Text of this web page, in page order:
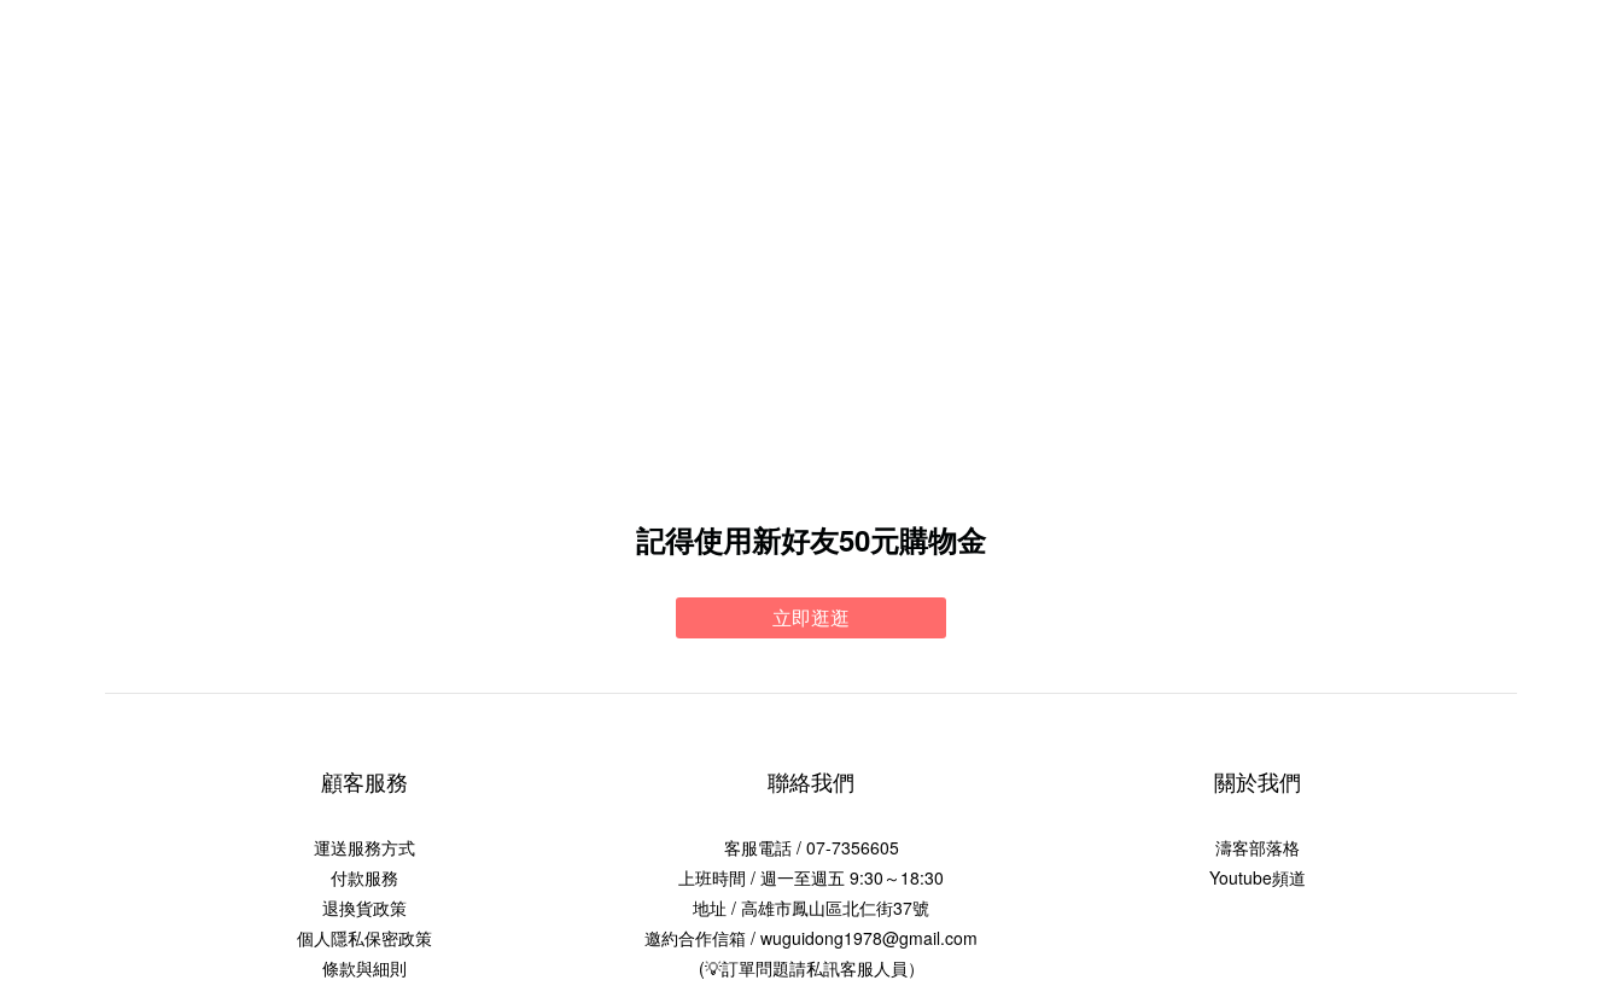
記得使用新好友50元購物金
立即逛逛
顧客服務
運送服務方式
付款服務
退換貨政策
個人隱私保密政策
條款與細則
聯絡我們
客服電話 / 07-7356605
上班時間 / 週一至週五 9:30～18:30
地址 / 高雄市鳳山區北仁街37號
邀約合作信箱 / wuguidong1978@gmail.com
(💡訂單問題請私訊客服人員）
關於我們
濤客部落格
Youtube頻道